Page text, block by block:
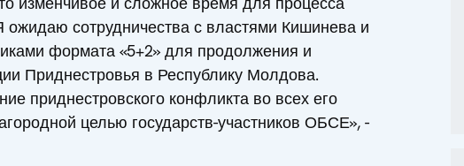
ожидаю сотрудничества с властями Кишинева и
формата «5+2» для продолжения и
Приднестровья в Республику Молдова.
приднестровского конфликта во всех его
целью государств-участников ОБСЕ», -